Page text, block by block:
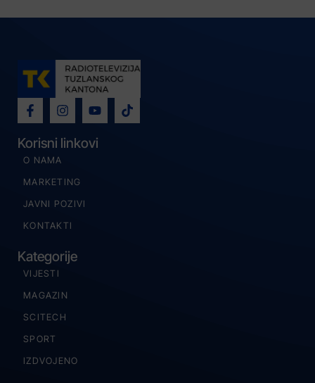
Korisni linkovi
O NAMA
MARKETING
JAVNI POZIVI
KONTAKTI
Kategorije
VIJESTI
MAGAZIN
SCITECH
SPORT
IZDVOJENO